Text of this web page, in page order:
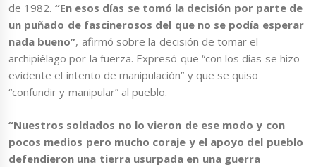
de 1982. “En esos días se tomó la decisión por parte de
un puñado de fascinerosos del que no se podía esperar
nada bueno”, afirmó sobre la decisión de tomar el
archipiélago por la fuerza. Expresó que “con los días se hizo
evidente el intento de manipulación” y que se quiso
“confundir y manipular” al pueblo.
“Nuestros soldados no lo vieron de ese modo y con
pocos medios pero mucho coraje y el apoyo del pueblo
defendieron una tierra usurpada en una guerra